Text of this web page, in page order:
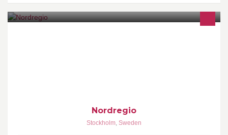
Nordregio
Stockholm, Sweden